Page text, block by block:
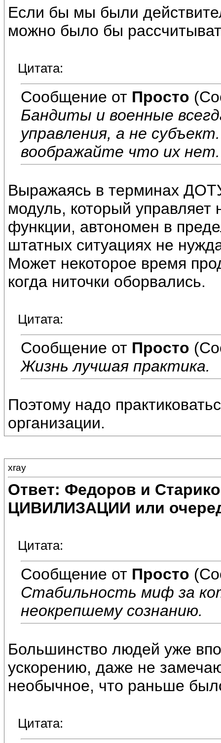
Если бы мы были
можно было бы
Цитата:
Сообщение от Просто
Бандиты и военные
управления, а не
воображайте что их нет.
Выражаясь в терминах
модуль, который
функции, автономен в
штатных ситуациях не
Может некоторое время
когда ниточки оборвались.
Цитата:
Сообщение от Просто
Жизнь лучшая практика.
Поэтому надо
организации.
xray
Ответ: Федоров и
ЦИВИЛИЗАЦИИ или
Цитата:
Сообщение от Просто
Стабильность миф за
неокрепшему сознанию.
Большинство людей уже
ускорению, даже не
необычное, что раньше
Цитата: